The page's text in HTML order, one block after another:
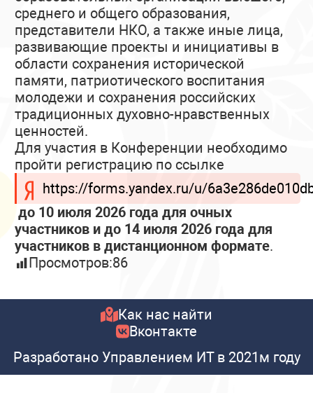
среднего и общего образования,
представители НКО, а также иные лица,
развивающие проекты и инициативы в
области сохранения исторической
памяти, патриотического воспитания
молодежи и сохранения российских
традиционных духовно-нравственных
ценностей.
Для участия в Конференции необходимо
пройти регистрацию по ссылке
https://forms.yandex.ru/u/
до 10 июля 2026 года для очных
участников и до 14 июля 2026 года для
участников в дистанционном формате.
Просмотров:86
Как нас найти
Вконтакте
Разработано Управлением ИТ в 2021м году